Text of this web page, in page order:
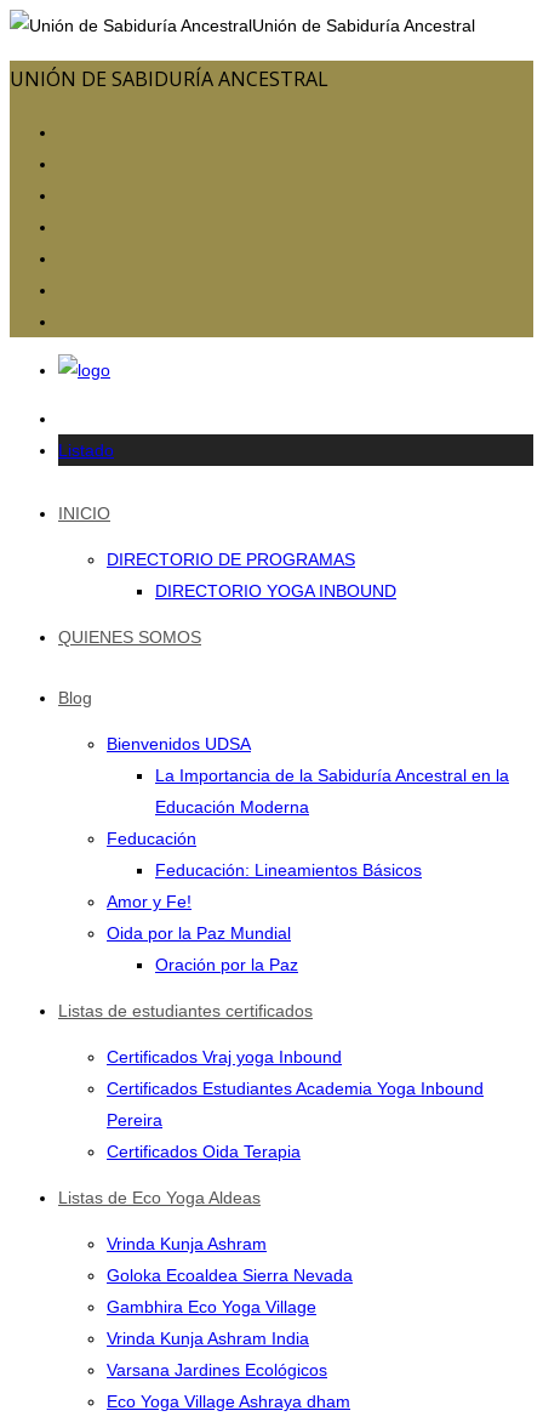
Unión de Sabiduría Ancestral
UNIÓN DE SABIDURÍA ANCESTRAL
Listado
INICIO
DIRECTORIO DE PROGRAMAS
DIRECTORIO YOGA INBOUND
QUIENES SOMOS
Blog
Bienvenidos UDSA
La Importancia de la Sabiduría Ancestral en la
Educación Moderna
Feducación
Feducación: Lineamientos Básicos
Amor y Fe!
Oida por la Paz Mundial
Oración por la Paz
Listas de estudiantes certificados
Certificados Vraj yoga Inbound
Certificados Estudiantes Academia Yoga Inbound
Pereira
Certificados Oida Terapia
Listas de Eco Yoga Aldeas
Vrinda Kunja Ashram
Goloka Ecoaldea Sierra Nevada
Gambhira Eco Yoga Village
Vrinda Kunja Ashram India
Varsana Jardines Ecológicos
Eco Yoga Village Ashraya dham